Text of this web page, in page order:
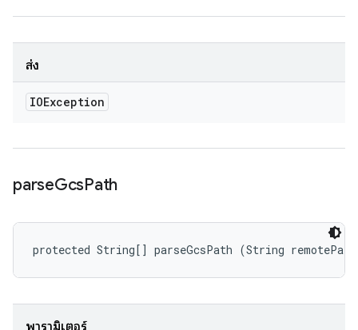
ส่ง
IOException
parseGcsPath
protected String[] parseGcsPath (String
พารามิเตอร์